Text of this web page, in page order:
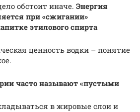
обстоит иначе. Энергия
при «сжигании»
этилового спирта
ценность водки – понятие
часто называют «пустыми
в жировые слои и